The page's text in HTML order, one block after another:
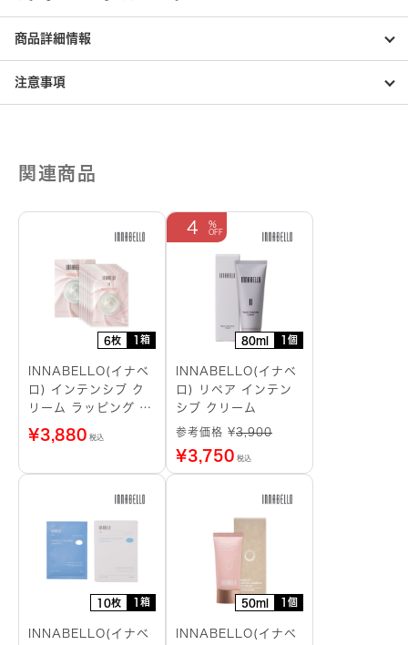
商品詳細情報
注意事項
関連商品
6枚 1箱
INNABELLO(イナベ
ロ) インテンシブ ク
リーム ラッピング シ
ートマスク
¥3,880 税込
80ml 1個
4
INNABELLO(イナベ
ロ) リペア インテン
シブ クリーム
参考価格 ¥3,900
¥3,750 税込
10枚 1箱
INNABELLO(イナベ
50ml 1個
INNABELLO(イナベ